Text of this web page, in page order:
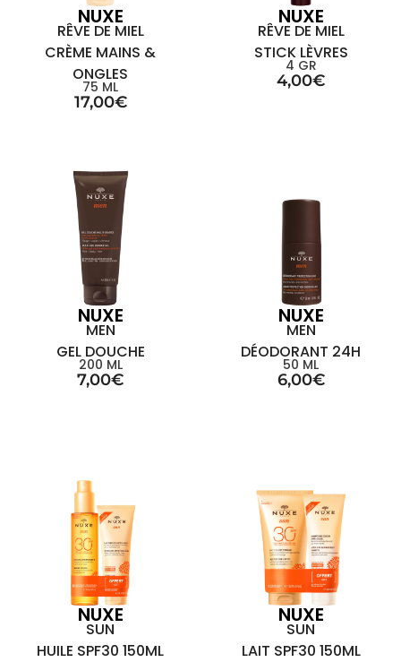
NUXE
RÊVE DE MIEL
CRÈME MAINS &
ONGLES
75 ML
17,00€
NUXE
RÊVE DE MIEL
STICK LÈVRES
4 GR
4,00€
NUXE
MEN
GEL DOUCHE
200 ML
7,00€
NUXE
MEN
DÉODORANT 24H
50 ML
6,00€
NUXE
SUN
HUILE SPF30 150ML
NUXE
SUN
LAIT SPF30 150ML